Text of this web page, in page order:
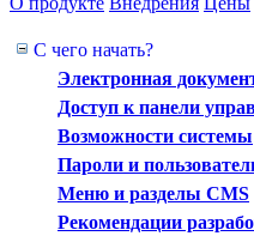
С чего начать?
Электронная
Доступ к панели
Возможности системы
Пароли и
Меню и разделы CMS
Рекомендации